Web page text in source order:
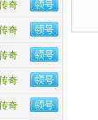
奇
奇
奇
奇
奇